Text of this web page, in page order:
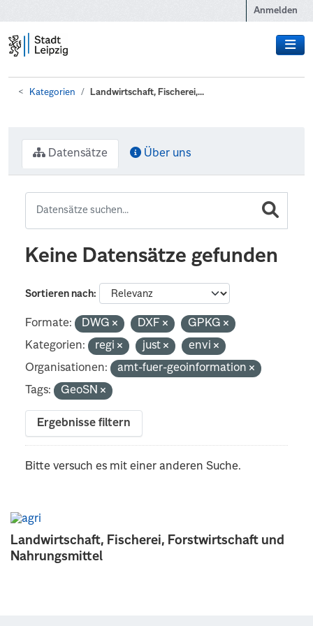
Anmelden
Kategorien Landwirtschaft, Fischerei,...
Landwirtschaft, Fischerei, Forstwirtschaft und
Nahrungsmittel
Datensätze Über uns
Keine Datensätze gefunden
Sortieren nach
Formate: DWG DXF
GPKG
Kategorien:
regi just
envi
Organisationen:
amt-fuer-geoinformation
Tags:
GeoSN
Ergebnisse filtern
Bitte versuch es mit einer anderen Suche.